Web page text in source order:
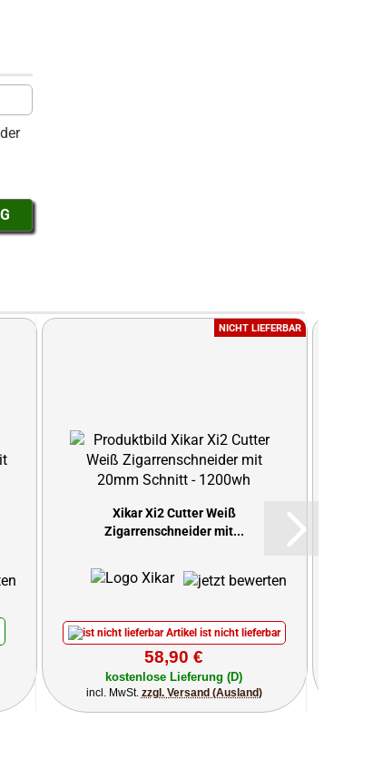
NICHT LIEFERBAR
Xikar Xi2 Cutter Weiß
Zigarrenschneider mit...
Artikel ist nicht lieferbar
58,90 €
kostenlose Lieferung (D)
incl. MwSt. zzgl. Versand (Ausland)